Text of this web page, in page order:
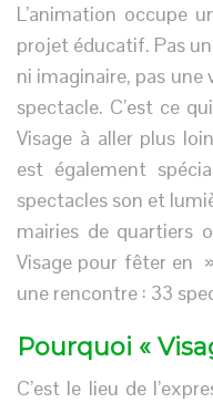
L’animation occupe
projet éducatif. Pas
ni imaginaire, pas une
spectacle. C’est ce
Visage à aller plus
est également
spectacles son et
mairies de quartiers
Visage pour fêter en
une rencontre : 33
Pourquoi «
C’est le lieu de